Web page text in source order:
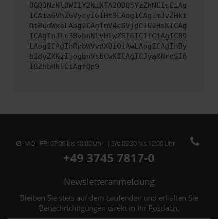
OGQ3NzNlOWI1Y2NiNTA2ODQ5YzZhNCIsCiAg
ICAiaGVhZGVycyI6IHt9LAogICAgImJvZHki
OiBudWxsLAogICAgImV4cGVjdCI6IHsKICAg
ICAgInJlc3BvbnNlVHlwZSI6ICIiCiAgICB9
LAogICAgInRpbWVvdXQiOiAwLAogICAgInBy
b2dyZXNzIjogbnVsbCwKICAgICJyaXNreSI6
IGZhbHNlCiAgfQp9
MO - FR: 07:00 bis 18:00 Uhr | SA: 09:30 bis 12:00 Uhr
+49 3745 7817-0
Newsletteranmeldung
Bleiben Sie stets auf dem Laufenden und erhalten Sie
Benachrichtigungen direkt in Ihr Postfach.